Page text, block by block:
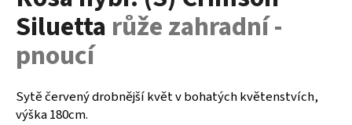
0,0
z
hvězdiček.
Siluetta růže zahradní -
pnoucí
Sytě červený drobnější květ v bohatých květenstvích,
výška 180cm.
a
j
í
?